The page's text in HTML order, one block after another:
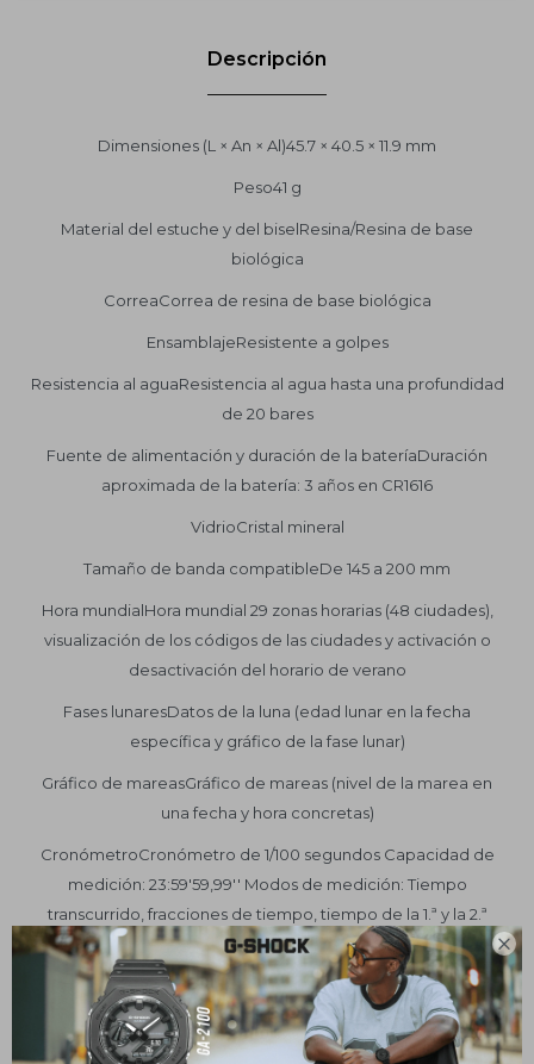

Descripción
Dimensiones (L × An × Al)45.7 × 40.5 × 11.9 mm
Peso41 g
Material del estuche y del biselResina/Resina de base
biológica
CorreaCorrea de resina de base biológica
EnsamblajeResistente a golpes
Resistencia al aguaResistencia al agua hasta una profundidad
de 20 bares
Fuente de alimentación y duración de la bateríaDuración
aproximada de la batería: 3 años en CR1616
VidrioCristal mineral
Tamaño de banda compatibleDe 145 a 200 mm
Hora mundialHora mundial 29 zonas horarias (48 ciudades),
visualización de los códigos de las ciudades y activación o
desactivación del horario de verano
Fases lunaresDatos de la luna (edad lunar en la fecha
específica y gráfico de la fase lunar)
Gráfico de mareasGráfico de mareas (nivel de la marea en
una fecha y hora concretas)
CronómetroCronómetro de 1/100 segundos Capacidad de
medición: 23:59'59,99'' Modos de medición: Tiempo
transcurrido, fracciones de tiempo, tiempo de la 1.ª y la 2.ª
posición Otro: inicio automático de la cuenta atrás de 5
segundos
TemporizadorTemporizador de cuenta atrás Unidad de
medición: 1 segundo Intervalo de cuenta atrás: 24 horas